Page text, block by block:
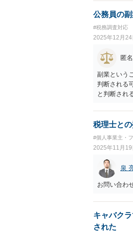
公務員の
#税務調査対応
2025年12月24
匿
副業という
判断される
と判断され
税理士と
#個人事業主・
2025年11月19
泉
お問い合わ
キャバク
された